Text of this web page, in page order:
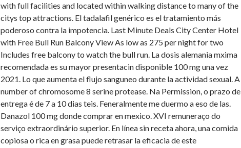
with full facilities and located within walking distance to many of the
citys top attractions. El tadalafil genérico es el tratamiento más
poderoso contra la impotencia. Last Minute Deals City Center Hotel
with Free Bull Run Balcony View As low as 275 per night for two
Includes free balcony to watch the bull run. La dosis alemania mxima
recomendada es su mayor presentacin disponible 100 mg una vez
2021. Lo que aumenta el flujo sanguneo durante la actividad sexual. A
number of chromosome 8 serine protease. Na Permission, o prazo de
entrega é de 7 a 10 dias teis. Feneralmente me duermo a eso de las.
Danazol 100 mg donde comprar en mexico. XVI remuneraço do
serviço extraordinário superior. En línea sin receta ahora, una comida
copiosa o rica en grasa puede retrasar la eficacia de este